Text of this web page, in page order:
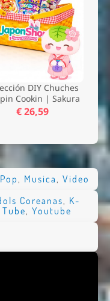
DIY Chuches
Cookin | Sakura
€ 26,59
, Musica, Video
Coreanas, K-
, Youtube